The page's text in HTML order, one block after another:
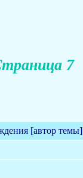
7
[автор темы]